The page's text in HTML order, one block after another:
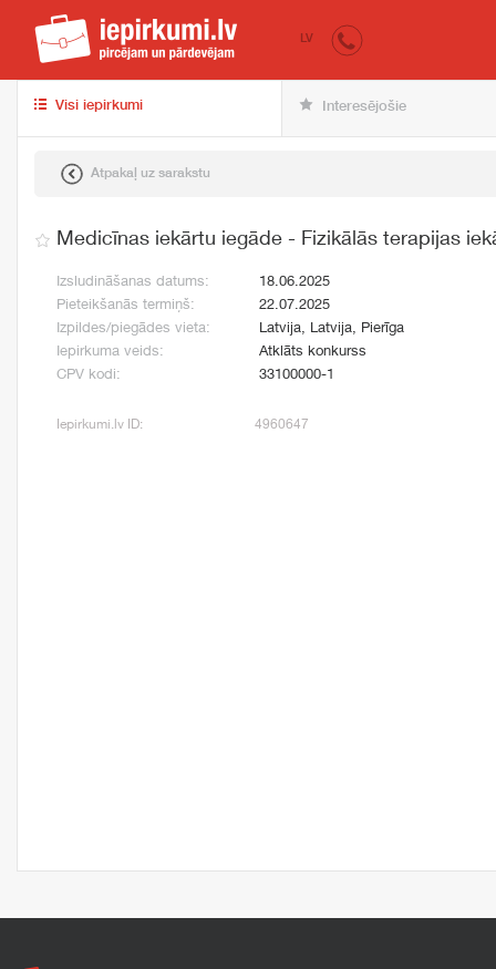
iepirkumi.lv
LV
Visi iepirkumi Interesējošie
Atpakaļ uz sarakstu
Medicīnas iekārtu iegāde - Fizikālās terapijas
Izsludināšanas datums:
18.06.2025
Pieteikšanās termiņš:
22.07.2025
Izpildes/piegādes vieta:
Latvija, Latvija, Pierīga
Iepirkuma veids:
Atklāts konkurss
CPV kodi:
33100000-1
Iepirkumi.lv ID: 4960647